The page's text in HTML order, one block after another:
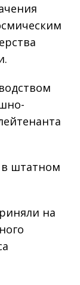
в штатном
на